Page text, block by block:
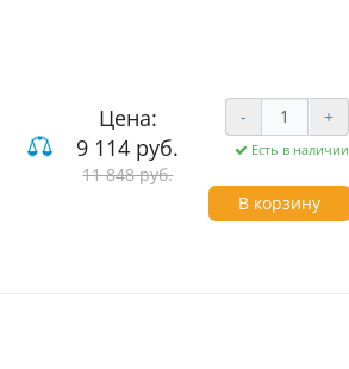
Цена:
9 114 руб.
11 848 руб.
- +
Есть в наличии
В корзину